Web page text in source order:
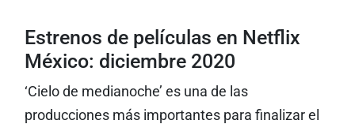
Estrenos de películas en Netflix
México: diciembre 2020
‘Cielo de medianoche’ es una de las
producciones más importantes para finalizar el